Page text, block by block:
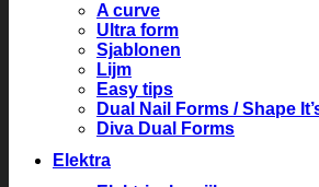
A curve
Ultra form
Sjablonen
Lijm
Easy tips
Dual Nail Forms / Shape
Diva Dual Forms
Elektra